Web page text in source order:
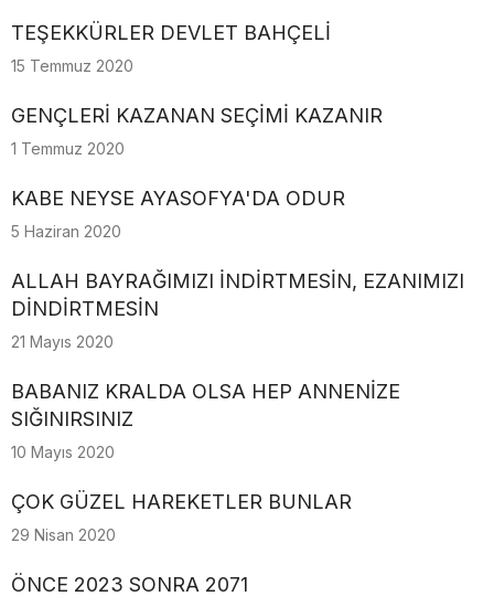
TEŞEKKÜRLER DEVLET BAHÇELİ
15 Temmuz 2020
GENÇLERİ KAZANAN SEÇİMİ KAZANIR
1 Temmuz 2020
KABE NEYSE AYASOFYA'DA ODUR
5 Haziran 2020
ALLAH BAYRAĞIMIZI İNDİRTMESİN, EZANIMIZI
DİNDİRTMESİN
21 Mayıs 2020
BABANIZ KRALDA OLSA HEP ANNENİZE
SIĞINIRSINIZ
10 Mayıs 2020
ÇOK GÜZEL HAREKETLER BUNLAR
29 Nisan 2020
ÖNCE 2023 SONRA 2071